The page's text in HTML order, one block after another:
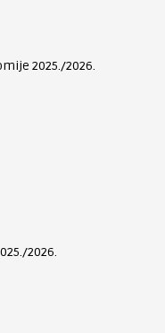
2025./2026.
2026.